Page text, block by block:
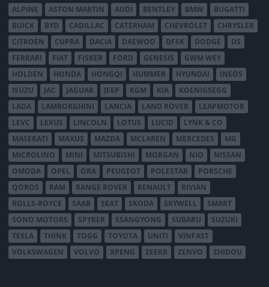
ALPINE
ASTON MARTIN AUDI BENTLEY BMW
BUGATTI
BUICK
BYD CADILLAC CATERHAM CHEVROLET
CHRYSLER
CITROËN
CUPRA DACIA DAEWOO DFSK DODGE
DS
FERRARI
FIAT FISKER FORD GENESIS
GWM WEY
HOLDEN
HONDA HONGQI HUMMER HYUNDAI
INEOS
ISUZU
JAC JAGUAR JEEP KGM KIA
KOENIGSEGG
LADA
LAMBORGHINI LANCIA LAND ROVER
LEAPMOTOR
LEVC
LEXUS LINCOLN LOTUS LUCID
LYNK & CO
MASERATI
MAXUS MAZDA MCLAREN MERCEDES
MG
MICROLINO
MINI MITSUBISHI MORGAN NIO
NISSAN
OMODA
OPEL ORA PEUGEOT POLESTAR
PORSCHE
QOROS
RAM RANGE ROVER RENAULT
RIVIAN
ROLLS-ROYCE
SAAB SEAT SKODA SKYWELL
SMART
SONO MOTORS
SPYKER SSANGYONG SUBARU
SUZUKI
TESLA
THINK TOGG TOYOTA UNITI
VINFAST
VOLKSWAGEN
VOLVO XPENG ZEEKR ZENVO ZHIDOU